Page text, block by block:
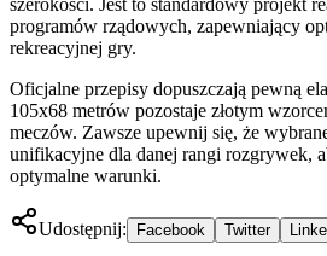
programów rządowych, zapewniający
rekreacyjnej gry.
Oficjalne przepisy dopuszczają pewną
105x68 metrów pozostaje złotym
meczów. Zawsze upewnij się, że
unifikacyjne dla danej rangi rozgrywek,
optymalne warunki.
Udostępnij: Facebook Twitter